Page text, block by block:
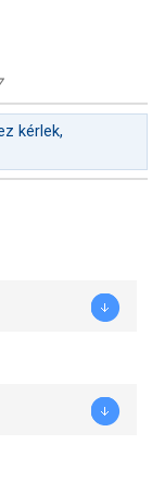
kérlek,